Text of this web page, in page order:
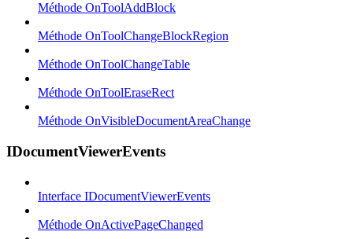
Méthode OnToolAddBlock
Méthode OnToolChangeBlockRegion
Méthode OnToolChangeTable
Méthode OnToolEraseRect
Méthode OnVisibleDocumentAreaChange
IDocumentViewerEvents
Interface IDocumentViewerEvents
Méthode OnActivePageChanged